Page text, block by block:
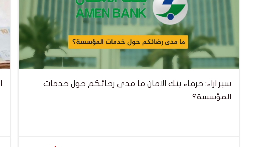
سبر اراء: حرفاء بنك الامان ما مدى رضائكم حول خدمات
المؤسسة؟